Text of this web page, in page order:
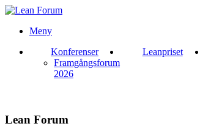
Meny
Konferenser
Framgångsforum
2026
Leanpriset
Lean Forum